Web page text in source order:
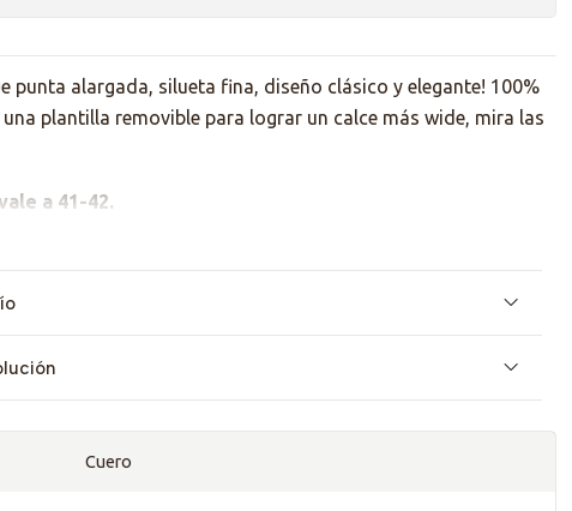
punta alargada, silueta fina, diseño clásico y elegante! 100%
una plantilla removible para lograr un calce más wide, mira las
a 41-42.
Cuero